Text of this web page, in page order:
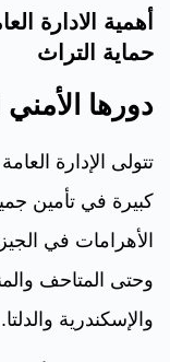
أهمية الادارة
حماية التراث
دورها
تتولى الإدارة
كبيرة في تأمين
الأهرامات في
وحتى المتاحف
والإسكندرية والدلتا.